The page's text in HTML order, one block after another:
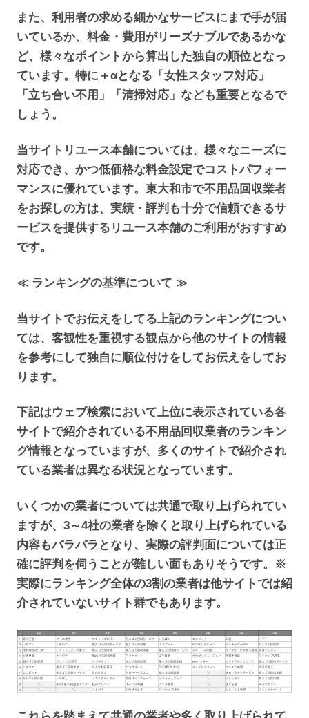
また、利用者の求める細かなサービスにまで手が届
いているか、料金・費用がリーズナブルであるかな
ど、様々なポイントから算出した独自の順位となっ
ています。特に＋αとなる「女性スタッフ対応」
「立ち合い不用」「清掃対応」なども重要となるで
しょう。
当サイトリユース本舗については、様々なニーズに
対応でき、かつ低価格な料金設定でコストパフォー
マンスに優れています。東大和市で不用品回収業者
をお探しの方は、実績・評判も十分で信頼できるサ
ービスを提供するリユース本舗のご利用がおすすめ
です。
≪ ランキングの基準について ≫
当サイトでお伝えをしてる上記のランキングについ
ては、客観性を重視する観点から他のサイトの情報
を参考にして独自に順位付けをしてお伝えをしてお
ります。
下記はウェブ検索において上位に表示されている各
サイトで紹介されている不用品回収業者のランキン
グ情報となっていますが、多くのサイトで紹介され
ている業者は異なる状況となっています。
いくつかの業者については共通で取り上げられてい
ますが、3～4社の業者を除くと取り上げられている
内容もバラバラとなり、実際の評判面については正
確に評判を伺うことが難しい面もありそうです。※
実際にランキング全体の3割の業者は他サイトでは紹
介されていないサイト群でもあります。